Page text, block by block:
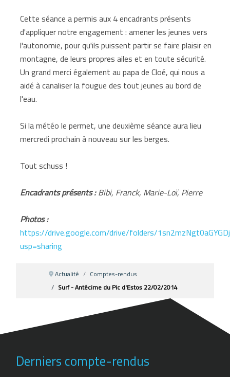
Cette séance a permis aux 4 encadrants présents
d'appliquer notre engagement : amener les jeunes vers
l'autonomie, pour qu'ils puissent partir se faire plaisir en
montagne, de leurs propres ailes et en toute sécurité.
Un grand merci également au papa de Cloé, qui nous a
aidé à canaliser la fougue des tout jeunes au bord de
l'eau.
Si la météo le permet, une deuxième séance aura lieu
mercredi prochain à nouveau sur les berges.
Tout schuss !
Encadrants présents :Bibi, Franck, Marie-Loï, Pierre
Photos :
https://drive.google.com/drive/folders/
usp=sharing
Actualité
Comptes-rendus
Surf - Antécime du Pic d'Estos 22/02/2014
Derniers compte-rendus